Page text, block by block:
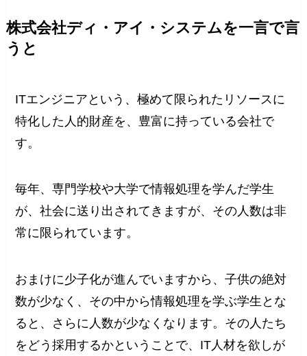
株式会社ディ・アイ・システムを一言で言
うと
ITエンジニアという、極めて限られたリソースに
特化した人的財産を、豊富に持っている会社で
す。
毎年、専門学校や大学で情報処理を学んだ学生
が、社会に送り出されてきますが、その人数は非
常に限られています。
おまけに少子化が進んでいますから、子供の絶対
数が少なく、その中から情報処理を学ぶ学生とな
ると、さらに人数が少なくなります。その人たち
をどう採用するかということで、IT人材を欲しが